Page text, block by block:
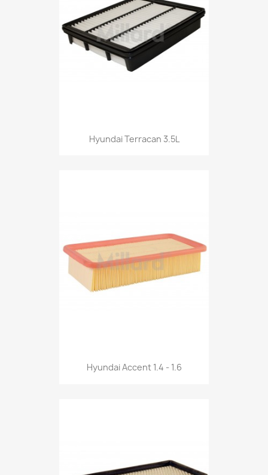
Hyundai Terracan 3.5L
Hyundai Accent 1.4 - 1.6